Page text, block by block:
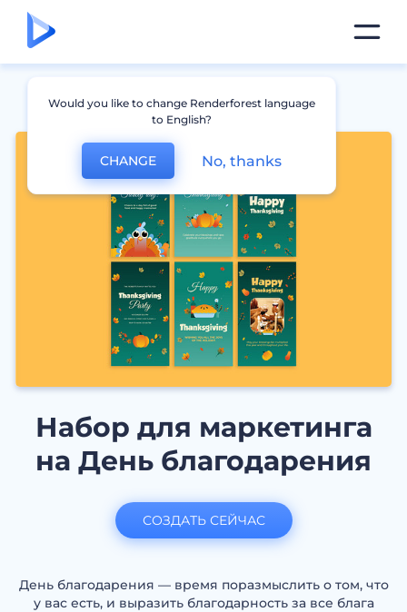
Набор для маркетинга
на День благодарения
День благодарения — время поразмыслить о том, что
у вас есть, и выразить благодарность за все блага
СОЗДАТЬ СЕЙЧАС
Would you like to change Renderforest language
to English?
CHANGE No, thanks